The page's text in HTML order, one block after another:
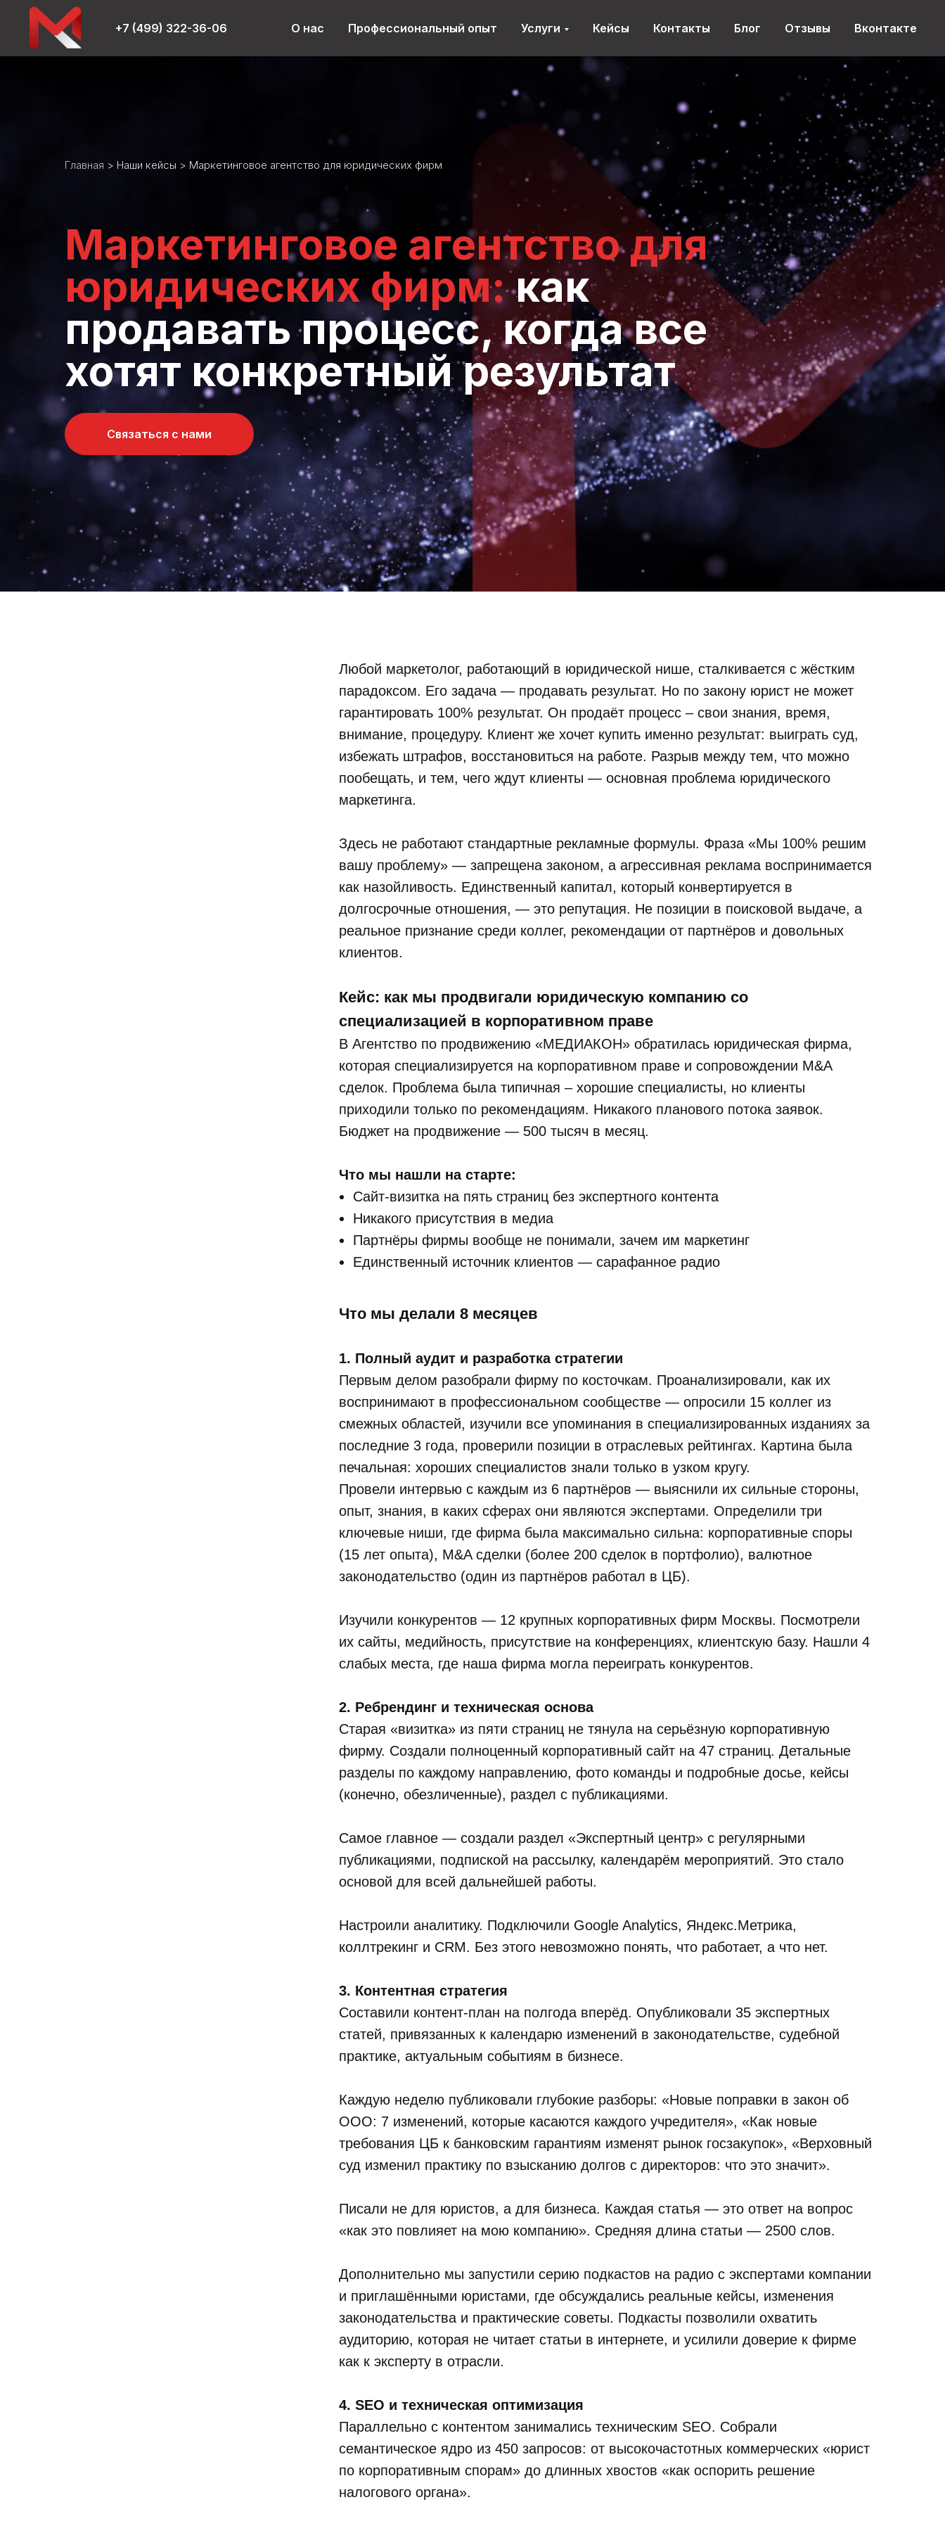
+7 (499) 322-36-06 О нас Профессиональный опыт Услуги Кейсы Контакты Блог Отзывы Вконтакте
Главная > Наши кейсы > Маркетинговое агентство для юридических фирм
Маркетинговое агентство для
юридических фирм:как
продавать процесс, когда все
хотят конкретный результат
Связаться с нами
Любой маркетолог, работающий в юридической нише, сталкивается с жёстким
парадоксом. Его задача — продавать результат. Но по закону юрист не может
гарантировать 100% результат. Он продаёт процесс – свои знания, время,
внимание, процедуру. Клиент же хочет купить именно результат: выиграть суд,
избежать штрафов, восстановиться на работе. Разрыв между тем, что можно
пообещать, и тем, чего ждут клиенты — основная проблема юридического
маркетинга.
Здесь не работают стандартные рекламные формулы. Фраза «Мы 100% решим
вашу проблему» — запрещена законом, а агрессивная реклама воспринимается
как назойливость. Единственный капитал, который конвертируется в
долгосрочные отношения, — это репутация. Не позиции в поисковой выдаче, а
реальное признание среди коллег, рекомендации от партнёров и довольных
клиентов.
Кейс: как мы продвигали юридическую компанию со
специализацией в корпоративном праве
В Агентство по продвижению «МЕДИАКОН» обратилась юридическая фирма,
которая специализируется на корпоративном праве и сопровождении M&A
сделок. Проблема была типичная – хорошие специалисты, но клиенты
приходили только по рекомендациям. Никакого планового потока заявок.
Бюджет на продвижение — 500 тысяч в месяц.
Что мы нашли на старте:
Сайт-визитка на пять страниц без экспертного контента
Никакого присутствия в медиа
Партнёры фирмы вообще не понимали, зачем им маркетинг
Единственный источник клиентов — сарафанное радио
Что мы делали 8 месяцев
1. Полный аудит и разработка стратегии
Первым делом разобрали фирму по косточкам. Проанализировали, как их
воспринимают в профессиональном сообществе — опросили 15 коллег из
смежных областей, изучили все упоминания в специализированных изданиях за
последние 3 года, проверили позиции в отраслевых рейтингах. Картина была
печальная: хороших специалистов знали только в узком кругу.
Провели интервью с каждым из 6 партнёров — выяснили их сильные стороны,
опыт, знания, в каких сферах они являются экспертами. Определили три
ключевые ниши, где фирма была максимально сильна: корпоративные споры
(15 лет опыта), M&A сделки (более 200 сделок в портфолио), валютное
законодательство (один из партнёров работал в ЦБ).
Изучили конкурентов — 12 крупных корпоративных фирм Москвы. Посмотрели
их сайты, медийность, присутствие на конференциях, клиентскую базу. Нашли 4
слабых места, где наша фирма могла переиграть конкурентов.
2. Ребрендинг и техническая основа
Старая «визитка» из пяти страниц не тянула на серьёзную корпоративную
фирму. Создали полноценный корпоративный сайт на 47 страниц. Детальные
разделы по каждому направлению, фото команды и подробные досье, кейсы
(конечно, обезличенные), раздел с публикациями.
Самое главное — создали раздел «Экспертный центр» с регулярными
публикациями, подпиской на рассылку, календарём мероприятий. Это стало
основой для всей дальнейшей работы.
Настроили аналитику. Подключили Google Analytics, Яндекс.Метрика,
коллтрекинг и CRM. Без этого невозможно понять, что работает, а что нет.
3. Контентная стратегия
Составили контент-план на полгода вперёд. Опубликовали 35 экспертных
статей, привязанных к календарю изменений в законодательстве, судебной
практике, актуальным событиям в бизнесе.
Каждую неделю публиковали глубокие разборы: «Новые поправки в закон об
ООО: 7 изменений, которые касаются каждого учредителя», «Как новые
требования ЦБ к банковским гарантиям изменят рынок госзакупок», «Верховный
суд изменил практику по взысканию долгов с директоров: что это значит».
Писали не для юристов, а для бизнеса. Каждая статья — это ответ на вопрос
«как это повлияет на мою компанию». Средняя длина статьи — 2500 слов.
Дополнительно мы запустили серию подкастов на радио с экспертами компании
и приглашёнными юристами, где обсуждались реальные кейсы, изменения
законодательства и практические советы. Подкасты позволили охватить
аудиторию, которая не читает статьи в интернете, и усилили доверие к фирме
как к эксперту в отрасли.
4. SEO и техническая оптимизация
Параллельно с контентом занимались техническим SEO. Собрали
семантическое ядро из 450 запросов: от высокочастотных коммерческих «юрист
по корпоративным спорам» до длинных хвостов «как оспорить решение
налогового органа».